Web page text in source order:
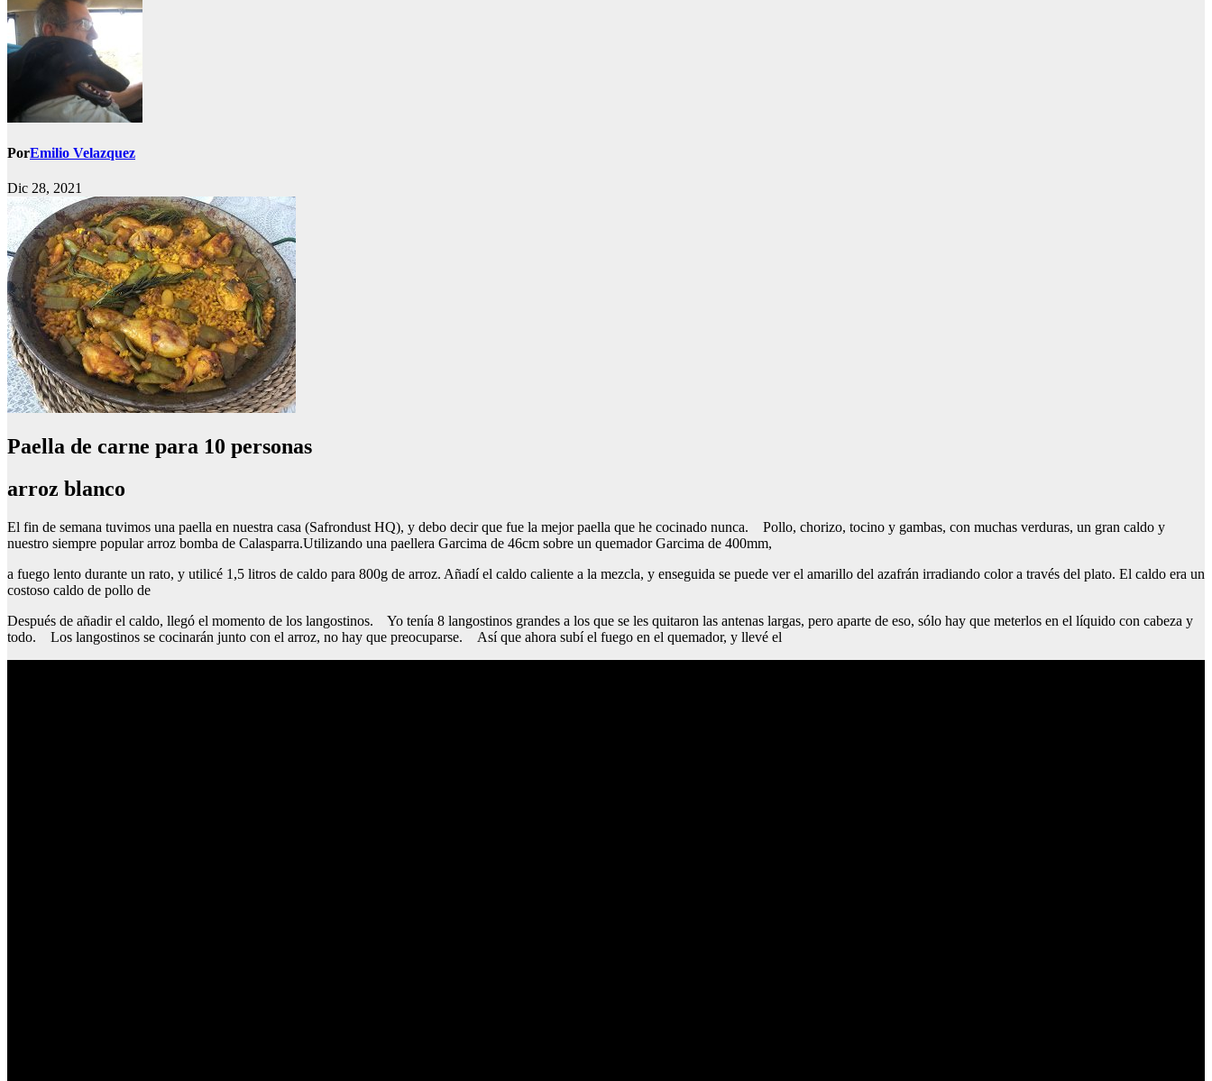
PorEmilio Velazquez
Dic 28, 2021
Paella de carne para 10 personas
arroz blanco
El fin de semana tuvimos una paella en nuestra casa (Safrondust HQ), y debo decir que fue la mejor paella que he cocinado nunca. Pollo, chorizo, tocino y gambas, con muchas verduras, un gran caldo y
nuestro siempre popular arroz bomba de Calasparra.Utilizando una paellera Garcima de 46cm sobre un quemador Garcima de 400mm,
a fuego lento durante un rato, y utilicé 1,5 litros de caldo para 800g de arroz. Añadí el caldo caliente a la mezcla, y enseguida se puede ver el amarillo del azafrán irradiando color a través del plato. El caldo era un
costoso caldo de pollo de
Después de añadir el caldo, llegó el momento de los langostinos. Yo tenía 8 langostinos grandes a los que se les quitaron las antenas largas, pero aparte de eso, sólo hay que meterlos en el líquido con cabeza y
todo. Los langostinos se cocinarán junto con el arroz, no hay que preocuparse. Así que ahora subí el fuego en el quemador, y llevé el